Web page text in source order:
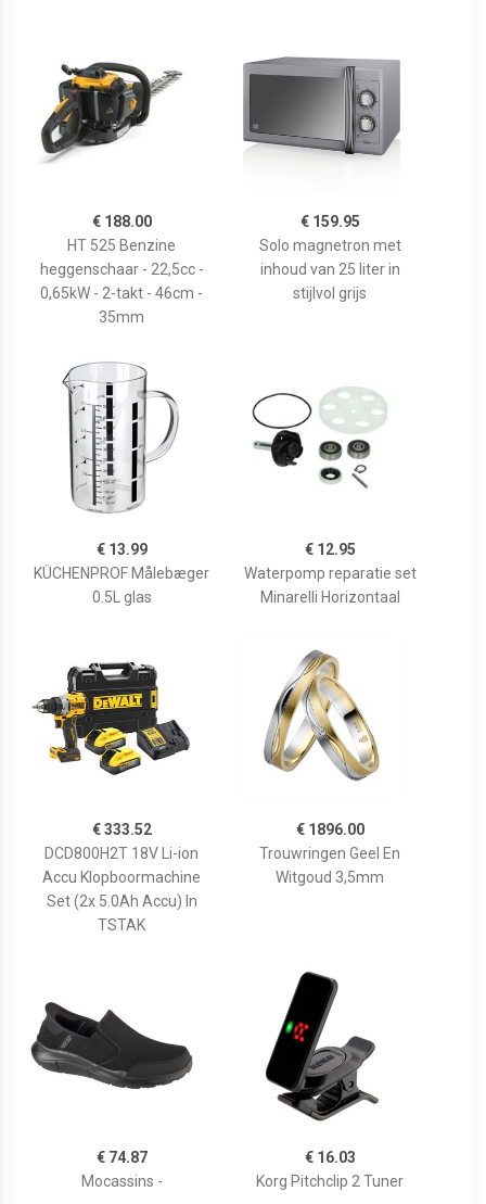
€ 188.00
HT 525 Benzine
heggenschaar - 22,5cc -
0,65kW - 2-takt - 46cm -
35mm
€ 159.95
Solo magnetron met
inhoud van 25 liter in
stijlvol grijs
€ 13.99
KÜCHENPROF Målebæger
0.5L glas
€ 12.95
Waterpomp reparatie set
Minarelli Horizontaal
€ 333.52
DCD800H2T 18V Li-ion
Accu Klopboormachine
Set (2x 5.0Ah Accu) In
TSTAK
€ 1896.00
Trouwringen Geel En
Witgoud 3,5mm
€ 74.87
Mocassins -
€ 16.03
Korg Pitchclip 2 Tuner